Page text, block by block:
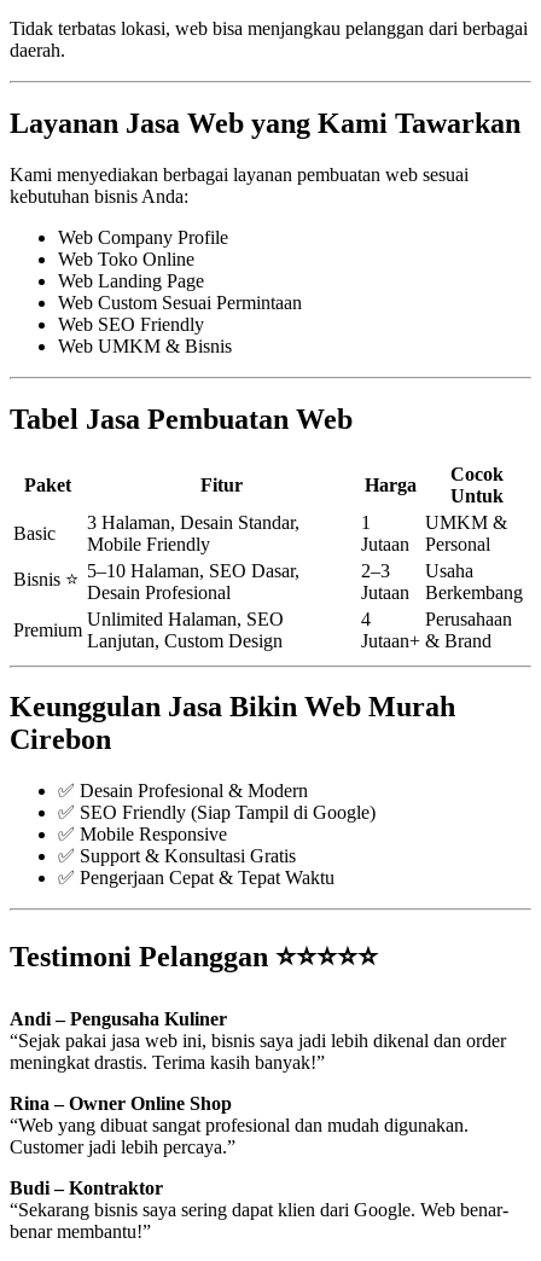
Tidak terbatas lokasi, web bisa menjangkau pelanggan dari berbagai
daerah.
Layanan Jasa Web yang Kami Tawarkan
Kami menyediakan berbagai layanan pembuatan web sesuai
kebutuhan bisnis Anda:
Web Company Profile
Web Toko Online
Web Landing Page
Web Custom Sesuai Permintaan
Web SEO Friendly
Web UMKM & Bisnis
Tabel Jasa Pembuatan Web
Paket Fitur Harga
Cocok
Untuk
Basic
3 Halaman, Desain Standar,
Mobile Friendly
1
Jutaan
UMKM &
Personal
Bisnis ⭐ 5–10 Halaman, SEO Dasar,
Desain Profesional
2–3
Jutaan
Usaha
Berkembang
Premium
Unlimited Halaman, SEO
Lanjutan, Custom Design
4
Jutaan+
Perusahaan
& Brand
Keunggulan Jasa Bikin Web Murah
Cirebon
✅ Desain Profesional & Modern
✅ SEO Friendly (Siap Tampil di Google)
✅ Mobile Responsive
✅ Support & Konsultasi Gratis
✅ Pengerjaan Cepat & Tepat Waktu
Testimoni Pelanggan ⭐⭐⭐⭐⭐
Andi – Pengusaha Kuliner
“Sejak pakai jasa web ini, bisnis saya jadi lebih dikenal dan order
meningkat drastis. Terima kasih banyak!”
Rina – Owner Online Shop
“Web yang dibuat sangat profesional dan mudah digunakan.
Customer jadi lebih percaya.”
Budi – Kontraktor
“Sekarang bisnis saya sering dapat klien dari Google. Web benar-
benar membantu!”